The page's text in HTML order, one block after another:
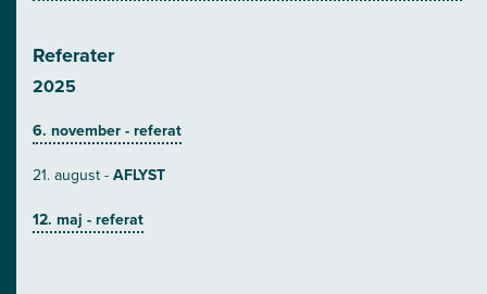
Referater
2025
6. november - referat
21. august -AFLYST
12. maj - referat